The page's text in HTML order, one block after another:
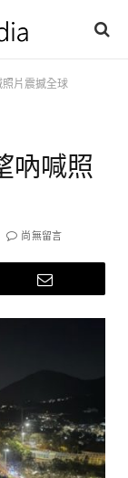
照片震撼全球
吶喊照
尚無留言